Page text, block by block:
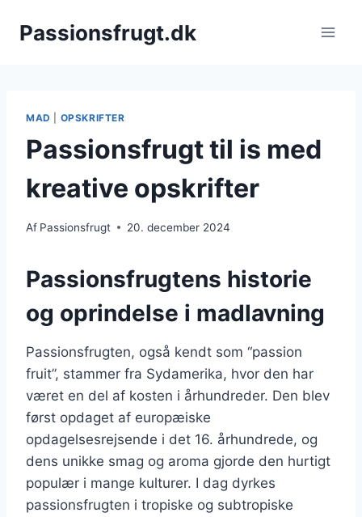
Passionsfrugt.dk
MAD OPSKRIFTER
Passionsfrugt til is med
kreative opskrifter
Af Passionsfrugt 20. december 2024
Passionsfrugtens historie
og oprindelse i madlavning
Passionsfrugten, også kendt som “passion
fruit”, stammer fra Sydamerika, hvor den har
været en del af kosten i århundreder. Den blev
først opdaget af europæiske
opdagelsesrejsende i det 16. århundrede, og
dens unikke smag og aroma gjorde den hurtigt
populær i mange kulturer. I dag dyrkes
passionsfrugten i tropiske og subtropiske